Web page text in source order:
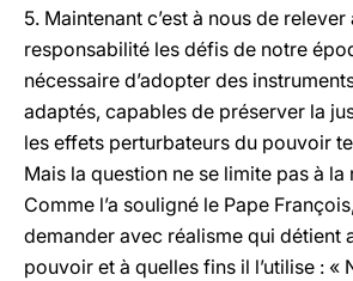
5. Maintenant c’est à nous de
responsabilité les défis de notre
nécessaire d’adopter des
adaptés, capables de préserver la
les effets perturbateurs du pouvoir
Mais la question ne se limite pas à
Comme l’a souligné le Pape
demander avec réalisme qui détient
pouvoir et à quelles fins il l’utilise : «